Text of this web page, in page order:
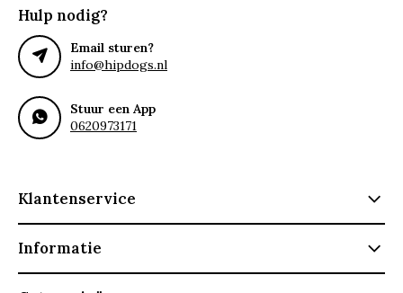
Hulp nodig?
Email sturen?
info@hipdogs.nl
Stuur een App
0620973171
Klantenservice
Informatie